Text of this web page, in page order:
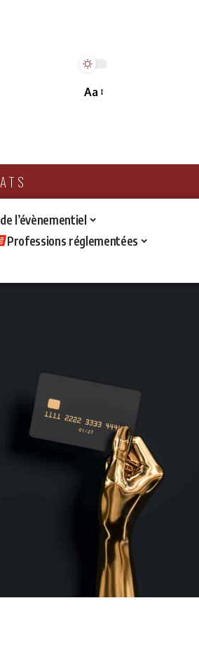
Aa
l’évènementiel
Professions réglementées